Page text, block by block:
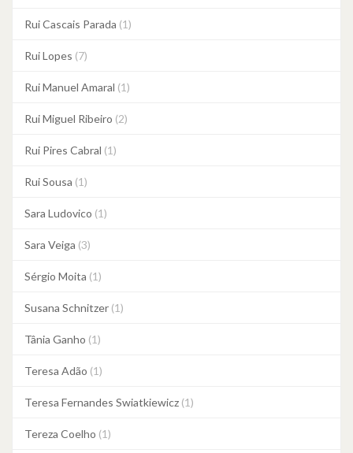
Rui Cascais Parada (1)
Rui Lopes (7)
Rui Manuel Amaral (1)
Rui Miguel Ribeiro (2)
Rui Pires Cabral (1)
Rui Sousa (1)
Sara Ludovico (1)
Sara Veiga (3)
Sérgio Moita (1)
Susana Schnitzer (1)
Tânia Ganho (1)
Teresa Adão (1)
Teresa Fernandes Swiatkiewicz (1)
Tereza Coelho (1)